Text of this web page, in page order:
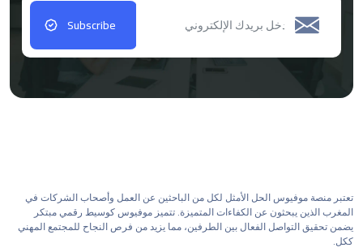
Subscribe
تعتبر منصة موفيوس الحل الأمثل لكل من الباحثين عن العمل وأصحاب الشركات في
المغرب الذين يبحثون عن الكفاءات المتميزة. تتميز موفيوس كوسيط رقمي مبتكر
يضمن تحقيق التواصل الفعال بين الطرفين، مما يزيد من فرص النجاح للمجتمع المهني
ككل.